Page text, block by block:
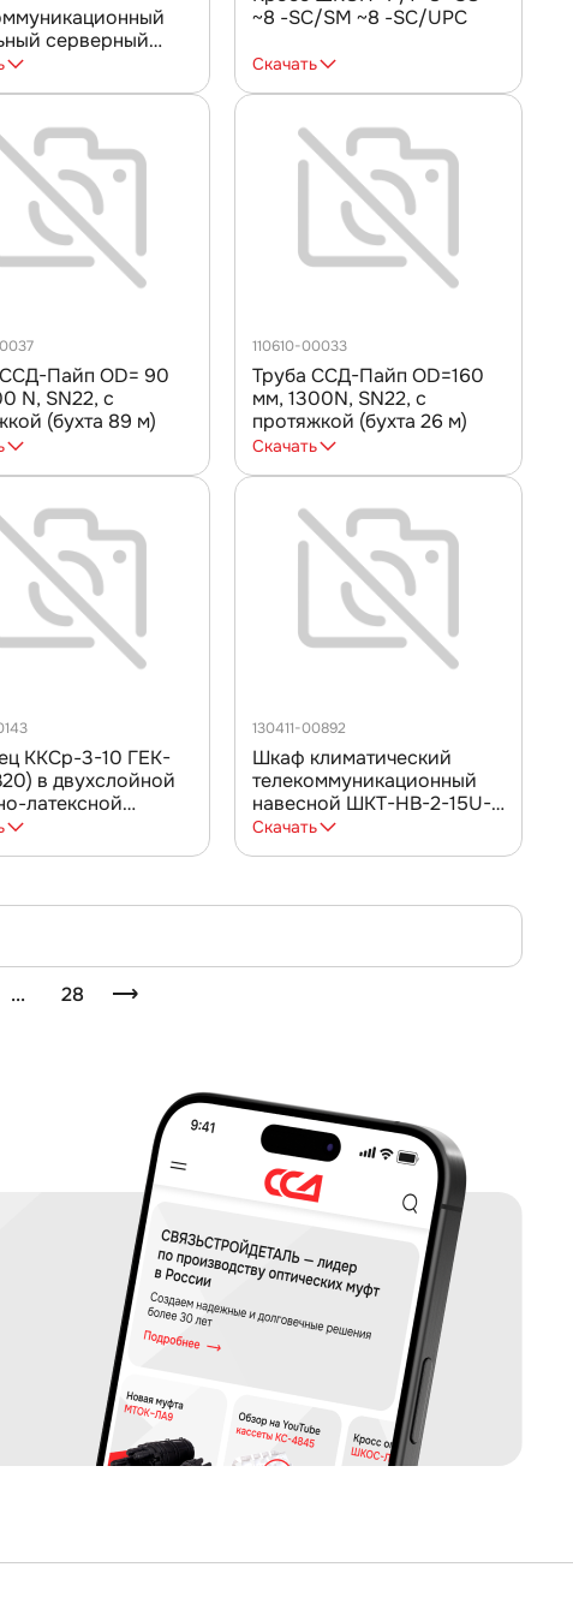
серверный
19",33U(800x1000)
С-33U-800-
двери
ССД
~8 -SC/SM ~8 -SC/UPC
Скачать
Пайп OD= 90
N, SN22, с
(бухта 89 м)
110610-00033
Труба ССД-Пайп OD=160
мм, 1300N, SN22, с
протяжкой (бухта 26 м)
Скачать
ККСр-3-10 ГЕК-
в двухслойной
латексной
130411-00892
Шкаф климатический
телекоммуникационный
навесной ШКТ-НВ-2-15U-
600-500 с крышей ССД
Скачать
... 28